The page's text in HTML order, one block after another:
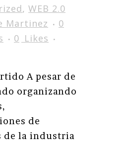
, WEB 2.0
Martinez
0
0 Likes
A pesar de
organizando
de
de la industria